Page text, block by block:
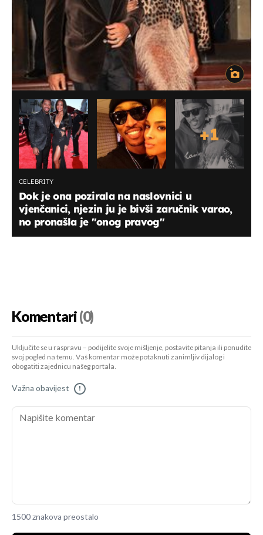
+1
CELEBRITY
Dok je ona pozirala na naslovnici u
vjenčanici, njezin ju je bivši zaručnik varao,
no pronašla je "onog pravog"
Komentari(0)
Uključite se u raspravu – podijelite svoje mišljenje, postavite pitanja ili ponudite
svoj pogled na temu. Vaš komentar može potaknuti zanimljiv dijalog i
obogatiti zajednicu našeg portala.
Važna obavijest !
1500 znakova preostalo